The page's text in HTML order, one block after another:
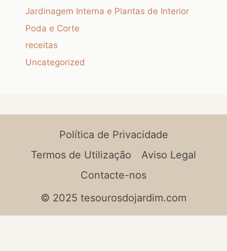
Jardinagem Interna e Plantas de Interior
Poda e Corte
receitas
Uncategorized
Política de Privacidade
Termos de Utilização
Aviso Legal
Contacte-nos
© 2025 tesourosdojardim.com